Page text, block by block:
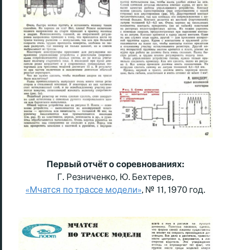
Первый отчёт о соревнованиях:
Г. Резниченко, Ю. Бехтерев,
«Мчатся по трассе модели», № 11, 1970 год.